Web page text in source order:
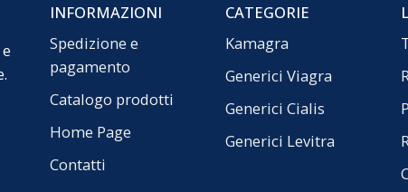
INFORMAZIONI
Spedizione e
pagamento
Catalogo prodotti
Home Page
Contatti
CATEGORIE
Kamagra
Generici Viagra
Generici Cialis
Generici Levitra